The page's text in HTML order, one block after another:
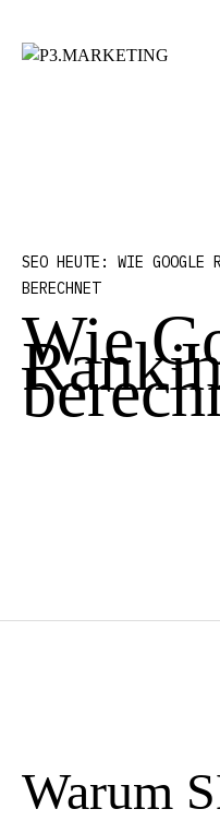
springen
SEO HEUTE: WIE GOOGLE
BERECHNET
Wie
Warum